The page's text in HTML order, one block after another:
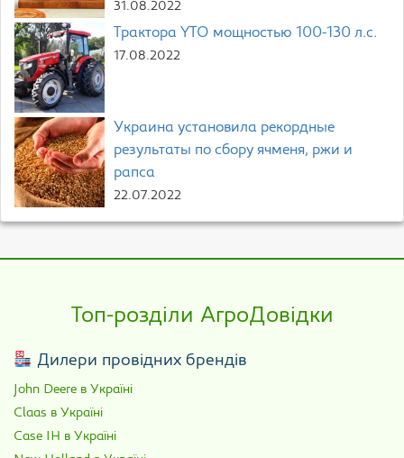
31.08.2022
Трактора YTO мощностью 100-130 л.с.
17.08.2022
Украина установила рекордные
результаты по сбору ячменя, ржи и
рапса
22.07.2022
Топ-розділи АгроДовідки
Дилери провідних брендів
John Deere в Україні
Claas в Україні
Case IH в Україні